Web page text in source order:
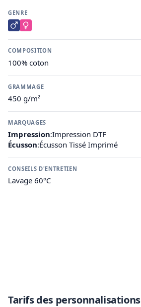
GENRE
COMPOSITION
100% coton
GRAMMAGE
450 g/m²
MARQUAGES
Impression:Impression DTF
Écusson:Écusson Tissé Imprimé
CONSEILS D'ENTRETIEN
Lavage 60°C
Tarifs des personnalisations